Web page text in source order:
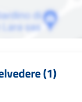
(1)